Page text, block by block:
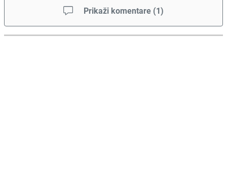
Prikaži komentare (1)